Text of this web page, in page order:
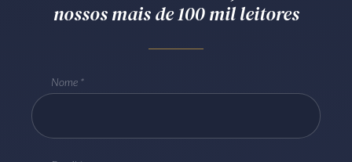
nossos mais de 100 mil leitores
Nome